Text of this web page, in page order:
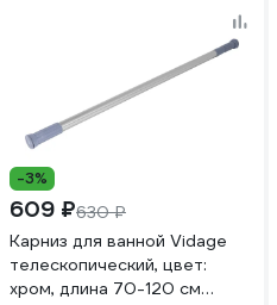
-3%
609 ₽630 ₽
Карниз для ванной Vidage
телескопический, цвет:
хром, длина 70-120 см